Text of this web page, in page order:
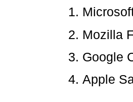
Mozilla
Google
Apple